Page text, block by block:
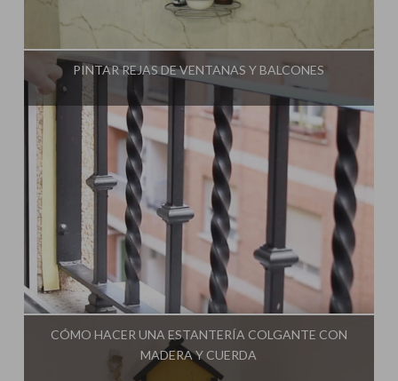
Influencer: Una Casa Diferente
PINTAR REJAS DE VENTANAS Y BALCONES
Influencer: Una Casa Diferente
CÓMO HACER UNA ESTANTERÍA COLGANTE CON
MADERA Y CUERDA